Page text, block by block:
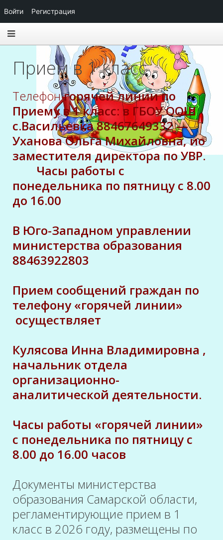
Прием в 1 класс
Телефонгорячей линии по
Приему в 1 класс: в ГБОУ ООШ
с.Васильевка 88467649332 —
Уханова Ольга Михайловна, ио
заместителя директора по УВР.
Часы работы с
понедельника по пятницу с 8.00
до 16.00
В Юго-Западном управлении
министерства образования
88463922803
Прием сообщений граждан по
телефону «горячей линии»
осуществляет
Кулясова Инна Владимировна ,
начальник отдела
организационно-
аналитической деятельности.
Часы работы «горячей линии»
с понедельника по пятницу с
8.00 до 16.00 часов
Документы министерства
образования Самарской области,
регламентирующие прием в 1
класс в 2026 году, размещены по
Войти Регистрация